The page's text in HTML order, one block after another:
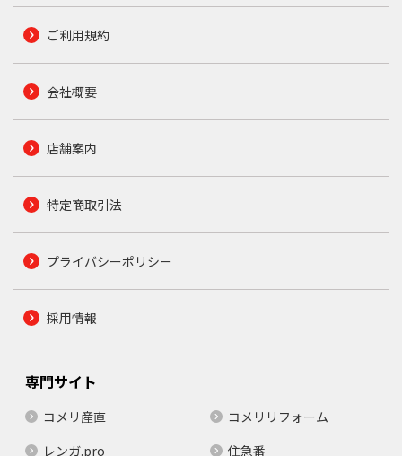
ご利用規約
会社概要
店舗案内
特定商取引法
プライバシーポリシー
採用情報
専門サイト
コメリ産直
コメリリフォーム
レンガ.pro
住急番